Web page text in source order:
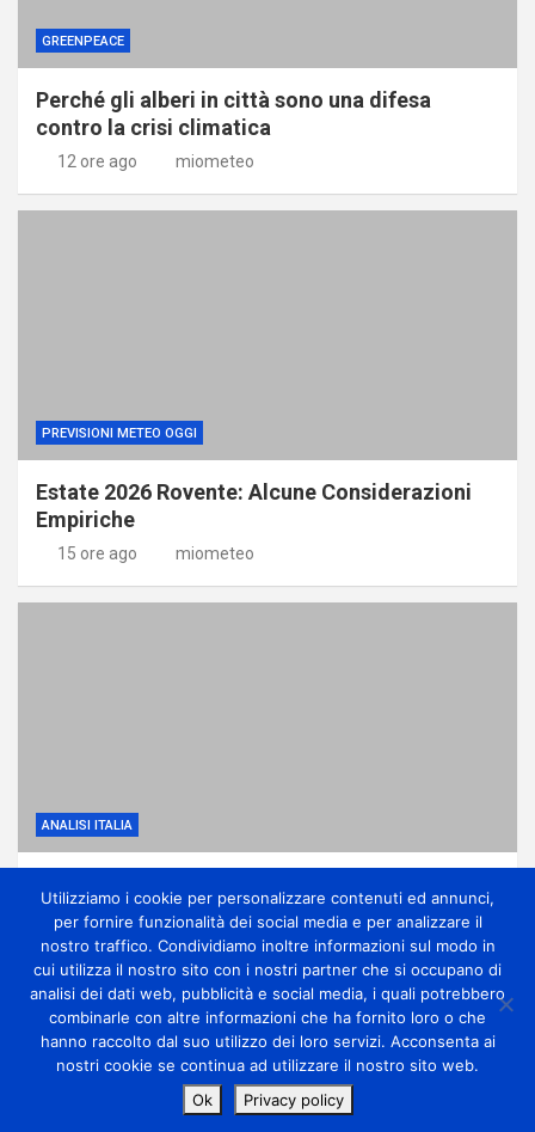
GREENPEACE
Perché gli alberi in città sono una difesa
contro la crisi climatica
12 ore ago miometeo
PREVISIONI METEO OGGI
Estate 2026 Rovente: Alcune Considerazioni
Empiriche
15 ore ago miometeo
ANALISI ITALIA
qualche temporale di calore
1 giorno ago miometeo
Copyright Miometeo © All rights reserved | Theme by
MantraBrain
Utilizziamo i cookie per personalizzare contenuti ed annunci,
per fornire funzionalità dei social media e per analizzare il
nostro traffico. Condividiamo inoltre informazioni sul modo in
cui utilizza il nostro sito con i nostri partner che si occupano di
analisi dei dati web, pubblicità e social media, i quali potrebbero
combinarle con altre informazioni che ha fornito loro o che
hanno raccolto dal suo utilizzo dei loro servizi. Acconsenta ai
nostri cookie se continua ad utilizzare il nostro sito web.
Ok
Privacy policy